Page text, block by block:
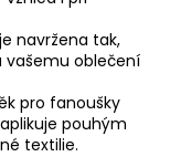
navržena tak,
vašemu oblečení
pro fanoušky
pouhým
textilie.